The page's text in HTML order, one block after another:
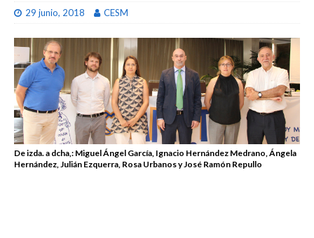
29 junio, 2018 CESM
De izda. a dcha,: Miguel Ángel García, Ignacio Hernández Medrano, Ángela
Hernández, Julián Ezquerra, Rosa Urbanos y José Ramón Repullo